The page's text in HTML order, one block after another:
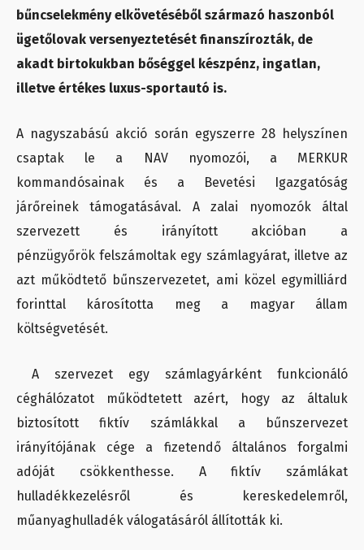
bűncselekmény elkövetéséből származó haszonból
ügetőlovak versenyeztetését finanszírozták, de
akadt birtokukban bőséggel készpénz, ingatlan,
illetve értékes luxus-sportautó is.
A nagyszabású akció során egyszerre 28 helyszínen
csaptak le a NAV nyomozói, a MERKUR
kommandósainak és a Bevetési Igazgatóság
járőreinek támogatásával. A zalai nyomozók által
szervezett és irányított akcióban a
pénzügyőrök felszámoltak egy számlagyárat, illetve az
azt működtető bűnszervezetet, ami közel egymilliárd
forinttal károsította meg a magyar állam
költségvetését.
A szervezet egy számlagyárként funkcionáló
céghálózatot működtetett azért, hogy az általuk
biztosított fiktív számlákkal a bűnszervezet
irányítójának cége a fizetendő általános forgalmi
adóját csökkenthesse. A fiktív számlákat
hulladékkezelésről és kereskedelemről,
műanyaghulladék válogatásáról állították ki.